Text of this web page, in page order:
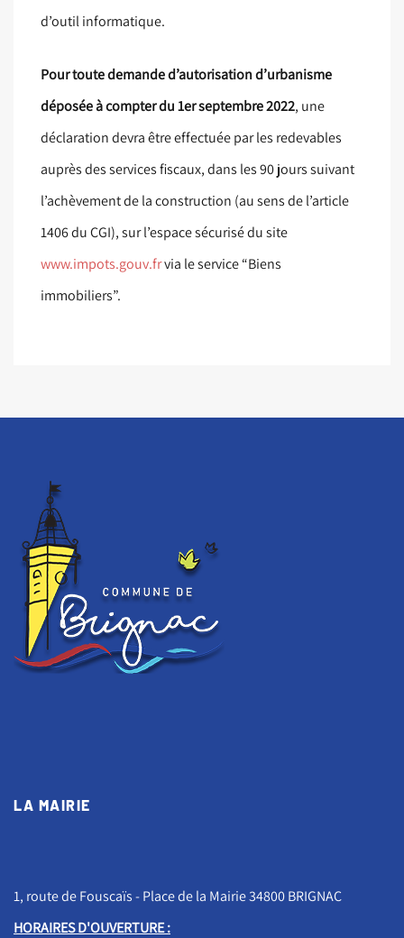
d’outil informatique.
Pour toute demande d’autorisation d’urbanisme
déposée à compter du 1er septembre 2022, une
déclaration devra être effectuée par les redevables
auprès des services fiscaux, dans les 90 jours suivant
l’achèvement de la construction (au sens de l’article
1406 du CGI), sur l’espace sécurisé du site
www.impots.gouv.frvia le service “Biens
immobiliers”.
LA MAIRIE
1, route de Fouscaïs - Place de la Mairie 34800 BRIGNAC
HORAIRES D'OUVERTURE :